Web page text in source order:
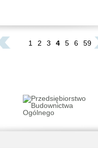
1 2 3 4 5 6 59